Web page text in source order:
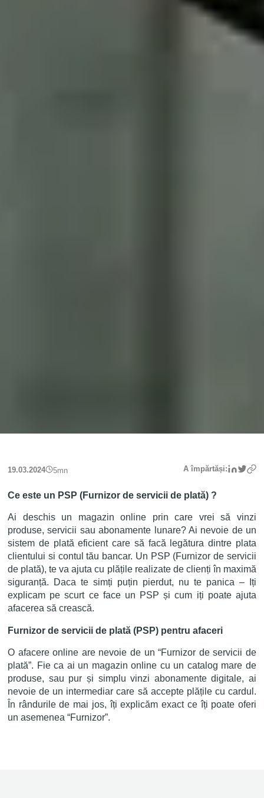
19.03.2024 5mn A împărtăși:
Ce este un PSP (Furnizor de servicii de plată) ?
Ai deschis un magazin online prin care vrei să vinzi
produse, servicii sau abonamente lunare? Ai nevoie de un
sistem de plată eficient care să facă legătura dintre plata
clientului si contul tău bancar. Un PSP (Furnizor de servicii
de plată), te va ajuta cu plățile realizate de clienți în maximă
siguranță. Daca te simți puțin pierdut, nu te panica – Iți
explicam pe scurt ce face un PSP și cum iți poate ajuta
afacerea să crească.
Furnizor de servicii de plată (PSP) pentru afaceri
O afacere online are nevoie de un “Furnizor de servicii de
plată”. Fie ca ai un magazin online cu un catalog mare de
produse, sau pur și simplu vinzi abonamente digitale, ai
nevoie de un intermediar care să accepte plățile cu cardul.
În rândurile de mai jos, îți explicăm exact ce îți poate oferi
un asemenea “Furnizor”.